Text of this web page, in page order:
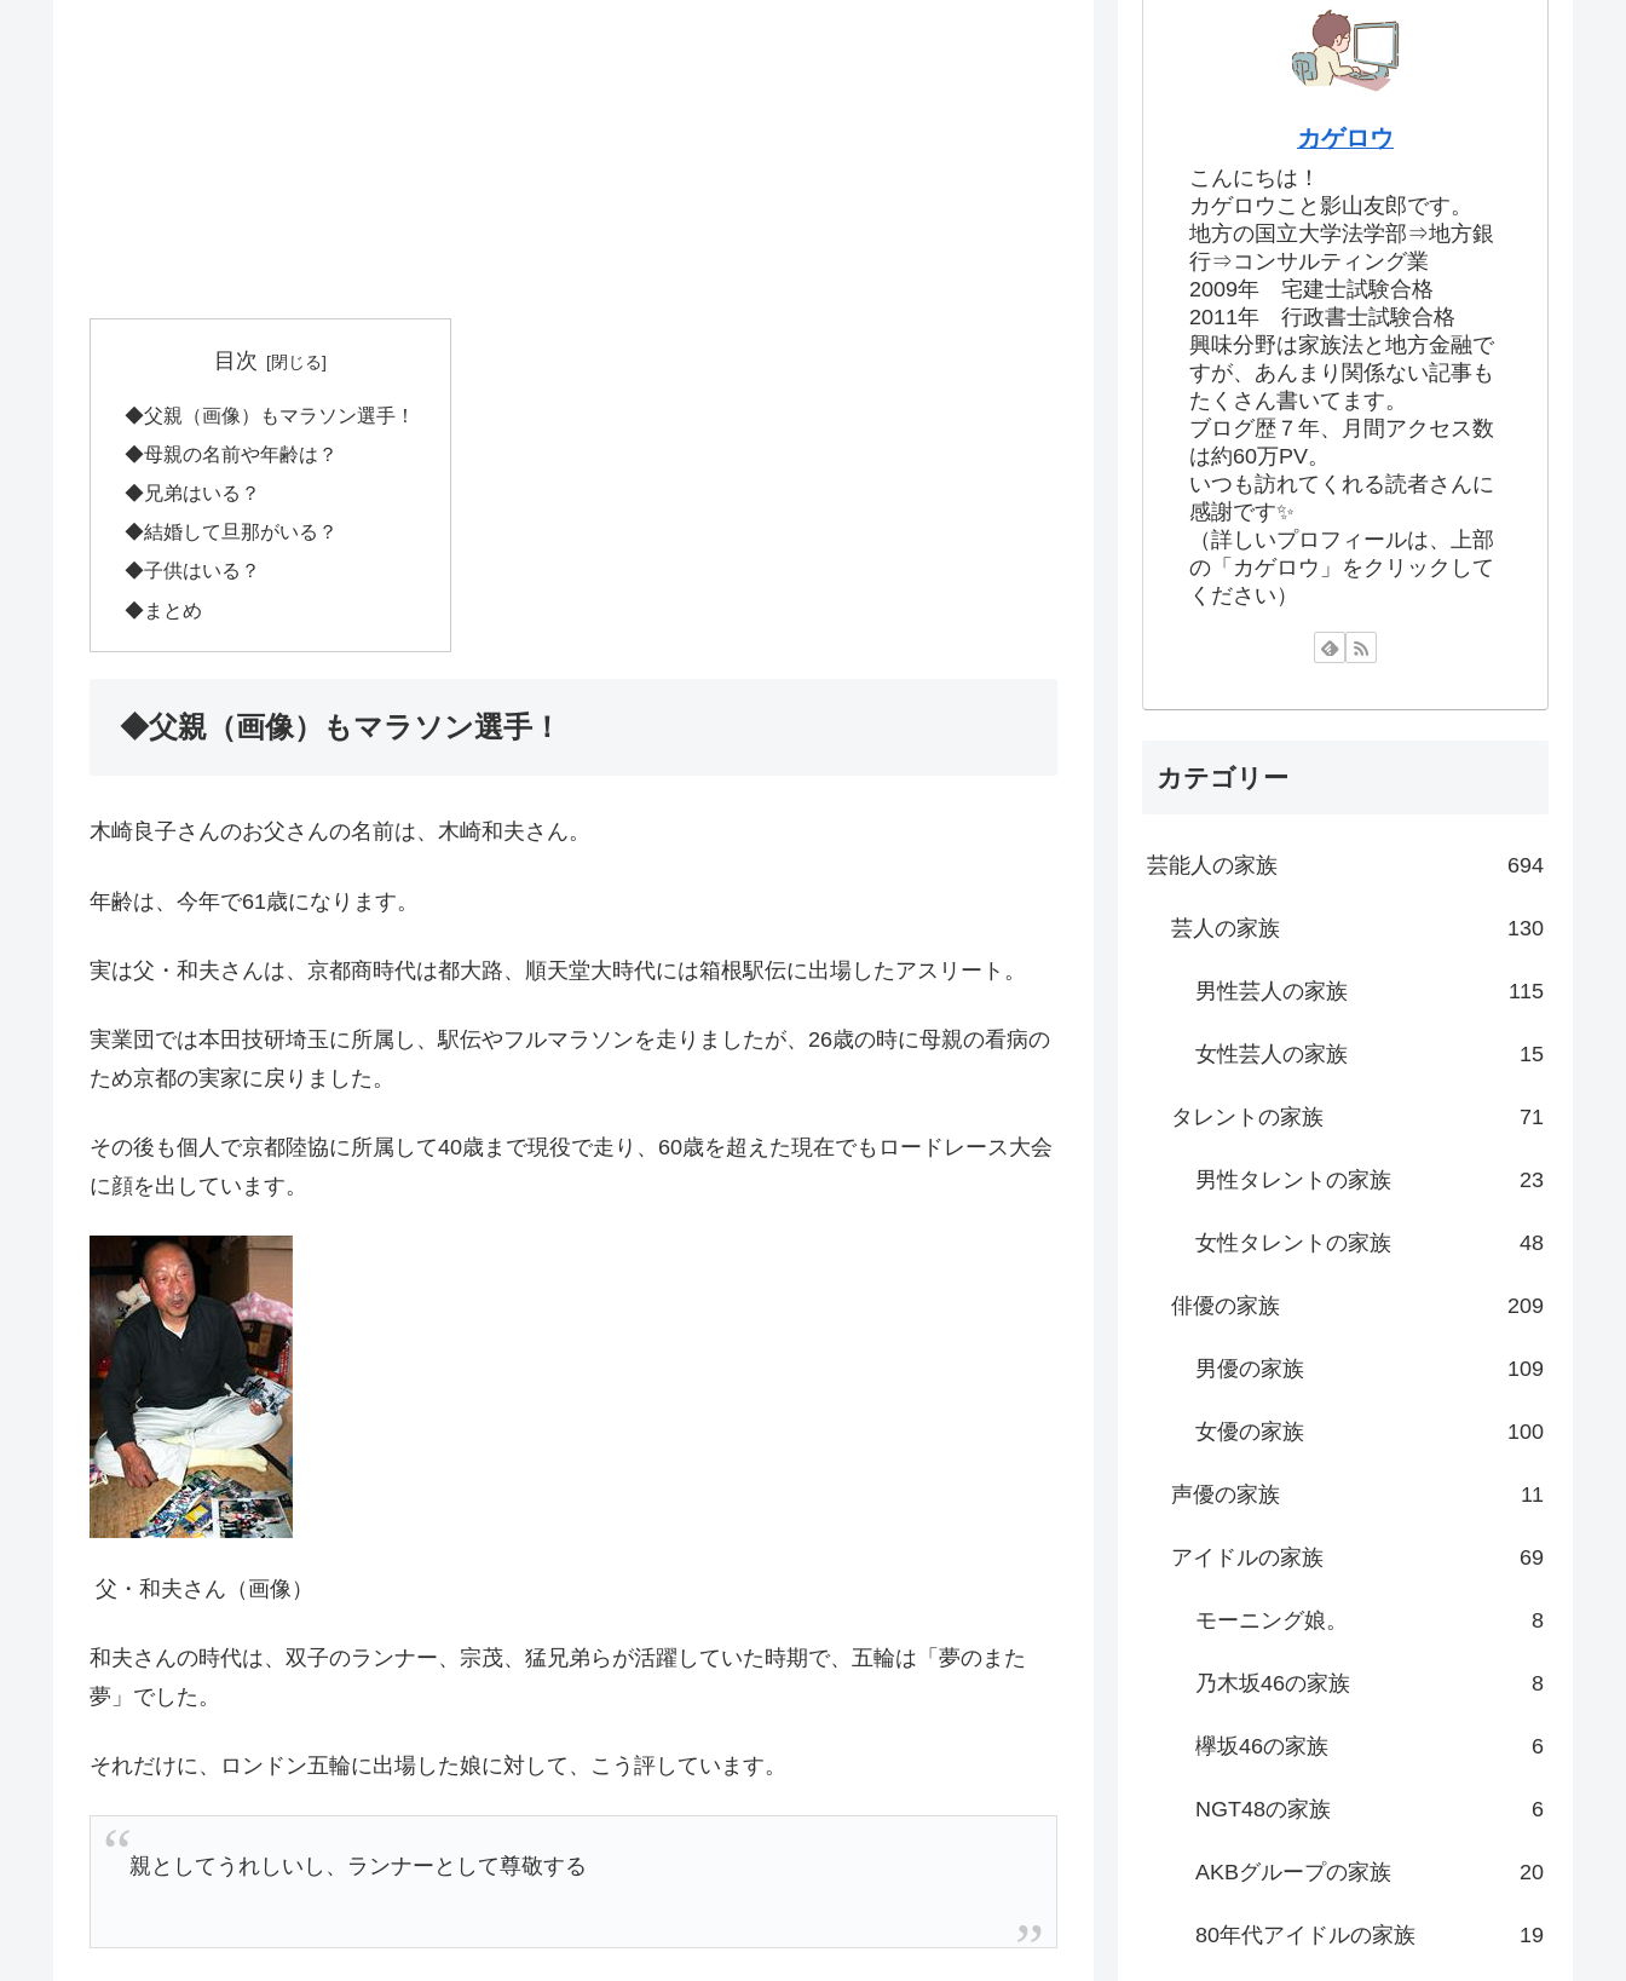
目次
◆父親（画像）もマラソン選手！
◆母親の名前や年齢は？
◆兄弟はいる？
◆結婚して旦那がいる？
◆子供はいる？
◆まとめ
◆父親（画像）もマラソン選手！
木崎良子さんのお父さんの名前は、木崎和夫さん。
年齢は、今年で61歳になります。
実は父・和夫さんは、京都商時代は都大路、順天堂大時代には箱根駅伝に出場したアスリート。
実業団では本田技研埼玉に所属し、駅伝やフルマラソンを走りましたが、26歳の時に母親の看病の
ため京都の実家に戻りました。
その後も個人で京都陸協に所属して40歳まで現役で走り、60歳を超えた現在でもロードレース大会
に顔を出しています。
父・和夫さん（画像）
和夫さんの時代は、双子のランナー、宗茂、猛兄弟らが活躍していた時期で、五輪は「夢のまた
夢」でした。
それだけに、ロンドン五輪に出場した娘に対して、こう評しています。
親としてうれしいし、ランナーとして尊敬する
カゲロウ
こんにちは！
カゲロウこと影山友郎です。
地方の国立大学法学部⇒地方銀
行⇒コンサルティング業
2009年 宅建士試験合格
2011年 行政書士試験合格
興味分野は家族法と地方金融で
すが、あんまり関係ない記事も
たくさん書いてます。
ブログ歴７年、月間アクセス数
は約60万PV。
いつも訪れてくれる読者さんに
感謝です✨
（詳しいプロフィールは、上部
の「カゲロウ」をクリックして
ください）
カテゴリー
芸能人の家族 694
芸人の家族 130
男性芸人の家族 115
女性芸人の家族 15
タレントの家族 71
男性タレントの家族 23
女性タレントの家族 48
俳優の家族 209
男優の家族 109
女優の家族 100
声優の家族 11
アイドルの家族 69
モーニング娘。 8
乃木坂46の家族 8
欅坂46の家族 6
NGT48の家族 6
AKBグループの家族 20
80年代アイドルの家族 19